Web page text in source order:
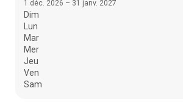
1 déc. 2026 – 31 janv. 2027
Dim
Lun
Mar
Mer
Jeu
Ven
Sam